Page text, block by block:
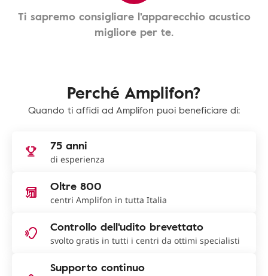
Ti sapremo consigliare l'apparecchio acustico
migliore per te.
Perché Amplifon?
Quando ti affidi ad Amplifon puoi beneficiare di:
75 anni
di esperienza
Oltre 800
centri Amplifon in tutta Italia
Controllo dell'udito brevettato
svolto gratis in tutti i centri da ottimi specialisti
Supporto continuo